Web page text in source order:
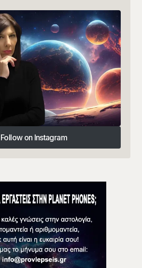
Follow on Instagram
Follow on Instagram